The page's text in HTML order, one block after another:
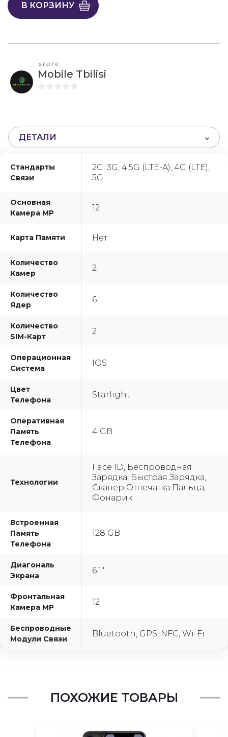
В КОРЗИНУ
store
Mobile Tbilisi
ДЕТАЛИ
Стандарты
Связи
2G, 3G, 4,5G (LTE-A), 4G (LTE),
5G
Основная
Камера MP
12
Карта Памяти Нет
Количество
Камер
2
Количество
Ядер
6
Количество
SIM-Карт
2
Операционная
Система
IOS
Цвет
Телефона
Starlight
Оперативная
Память
Телефона
4 GB
Технологии
Face ID, Беспроводная
Зарядка, Быстрая Зарядка,
Сканер Отпечатка Пальца,
Фонарик
Встроенная
Память
Телефона
128 GB
Диагональ
Экрана
6.1"
Фронтальная
Камера MP
12
Беспроводные
Модули Связи
Bluetooth, GPS, NFC, Wi-Fi
ПОХОЖИЕ ТОВАРЫ